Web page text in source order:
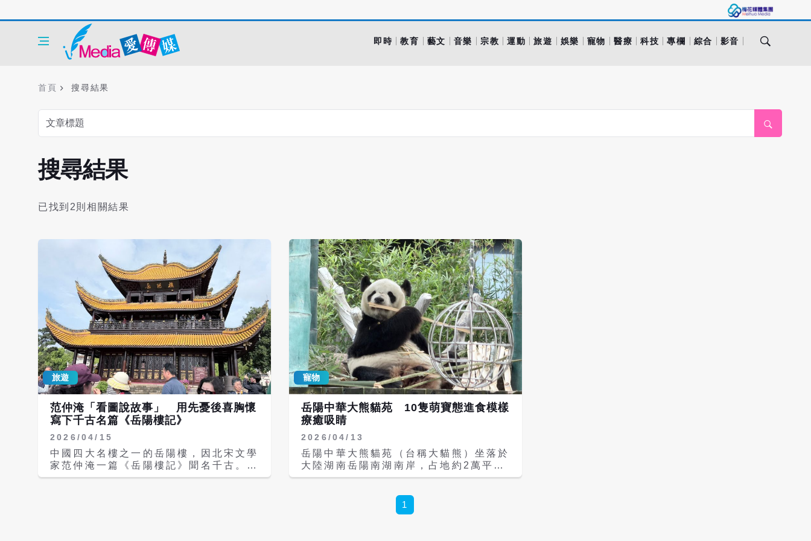
即時 教育 藝文 音樂 宗教 運動 旅遊 娛樂 寵物 醫療 科技 專欄 綜合 影音
首頁 搜尋結果
搜尋結果
已找到2則相關結果
旅遊
范仲淹「看圖說故事」 用先憂後喜胸懷
寫下千古名篇《岳陽樓記》
2026/04/15
中國四大名樓之一的岳陽樓，因北宋文學
家范仲淹一篇《岳陽樓記》聞名千古。然
而鮮為人知的是，這篇傳世之作，原來是
寵物
岳陽中華大熊貓苑 10隻萌寶態進食模樣
療癒吸睛
2026/04/13
岳陽中華大熊貓苑（台稱大貓熊）坐落於
大陸湖南岳陽南湖南岸，占地約2萬平方
公尺，以原始竹林景觀打造接近自然棲息
10隻大熊貓，包括皓月、喜悅、願願、
深深、漫漫、明明、向野、壯壯、朝陽與
1